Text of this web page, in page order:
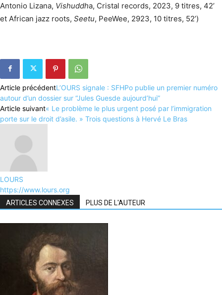
Antonio Lizana, Vishuddha, Cristal records, 2023, 9 titres, 42’
et African jazz roots, Seetu, PeeWee, 2923, 10 titres, 52’)
Article précédentL’OURS signale : SFHPo publie un premier numéro
autour d’un dossier sur “Jules Guesde aujourd’hui”
Article suivant« Le problème le plus urgent posé par l’immigration
porte sur le droit d’asile. » Trois questions à Hervé Le Bras
LOURS
https://www.lours.org
ARTICLES CONNEXES PLUS DE L'AUTEUR